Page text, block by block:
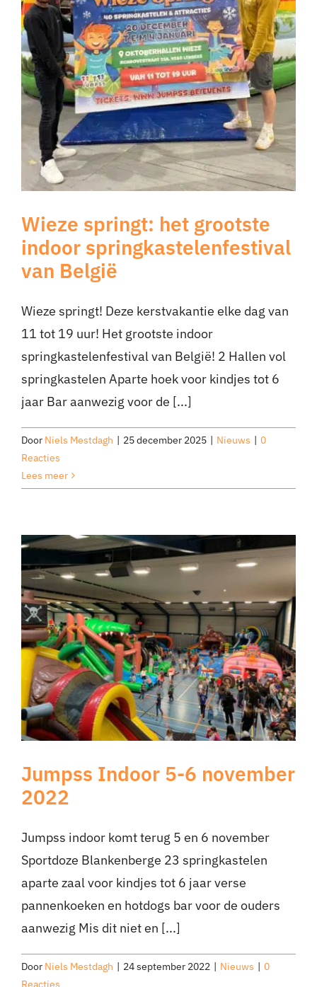
Wieze springt: het grootste
indoor springkastelenfestival
van België
Wieze springt! Deze kerstvakantie elke dag van
11 tot 19 uur! Het grootste indoor
springkastelenfestival van België! 2 Hallen vol
springkastelen Aparte hoek voor kindjes tot 6
jaar Bar aanwezig voor de [...]
Door Niels Mestdagh | 25 december 2025 | Nieuws | 0
Reacties
Lees meer
Jumpss Indoor 5-6 november
2022
Jumpss indoor komt terug 5 en 6 november
Sportdoze Blankenberge 23 springkastelen
aparte zaal voor kindjes tot 6 jaar verse
pannenkoeken en hotdogs bar voor de ouders
aanwezig Mis dit niet en [...]
Door Niels Mestdagh | 24 september 2022 | Nieuws | 0
Reacties